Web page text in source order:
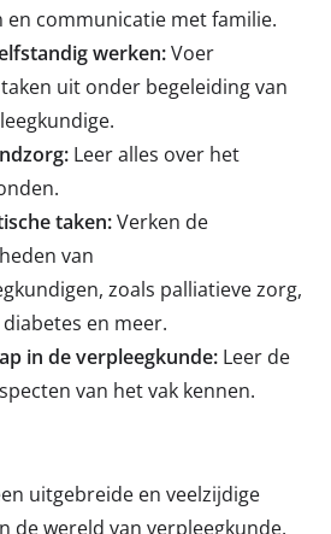
en communicatie met familie.
werken:Voer
uit onder begeleiding van
Leer alles over het
taken:Verken de
van
zoals palliatieve zorg,
en meer.
in de verpleegkunde: Leer de
van het vak kennen.
uitgebreide en veelzijdige
de wereld van verpleegkunde.